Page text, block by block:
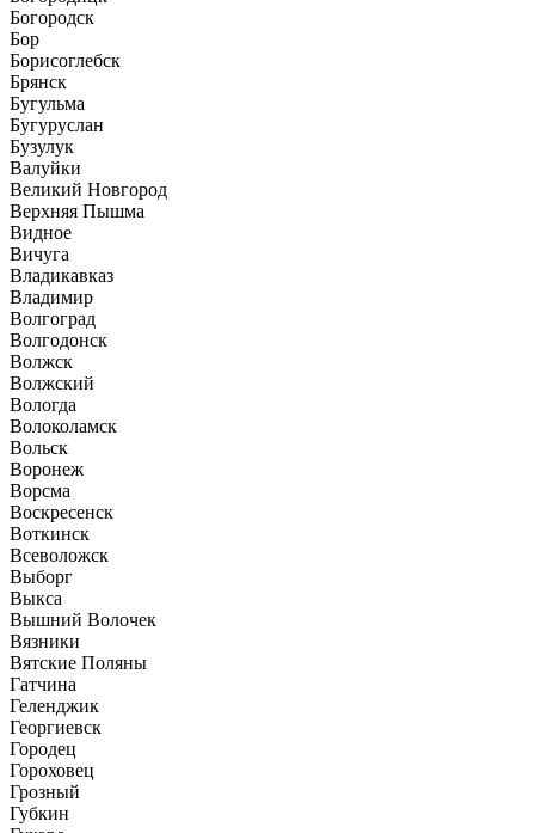
Богородск
Бор
Борисоглебск
Брянск
Бугульма
Бугуруслан
Бузулук
Валуйки
Великий Новгород
Верхняя Пышма
Видное
Вичуга
Владикавказ
Владимир
Волгоград
Волгодонск
Волжск
Волжский
Вологда
Волоколамск
Вольск
Воронеж
Ворсма
Воскресенск
Воткинск
Всеволожск
Выборг
Выкса
Вышний Волочек
Вязники
Вятские Поляны
Гатчина
Геленджик
Георгиевск
Городец
Гороховец
Грозный
Губкин